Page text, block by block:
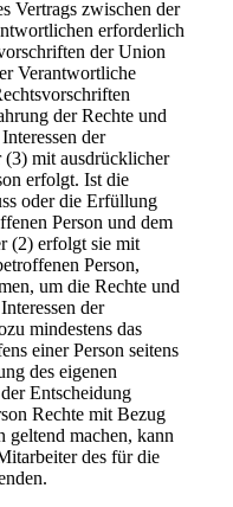
Vertrags zwischen der
erforderlich
der Union
Verantwortliche
der Rechte und
der
(3) mit ausdrücklicher
erfolgt. Ist die
oder die Erfüllung
Person und dem
(2) erfolgt sie mit
Person,
um die Rechte und
der
mindestens das
einer Person seitens
des eigenen
Entscheidung
Rechte mit Bezug
geltend machen, kann
des für die